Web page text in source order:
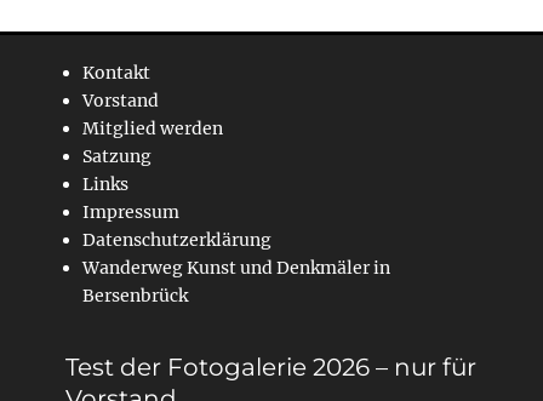
Kontakt
Vorstand
Mitglied werden
Satzung
Links
Impressum
Datenschutzerklärung
Wanderweg Kunst und Denkmäler in
Bersenbrück
Test der Fotogalerie 2026 – nur für